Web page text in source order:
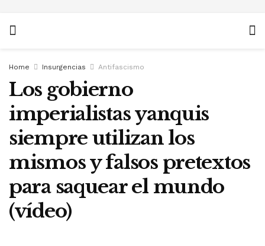
Home Insurgencias Antifascismo
Los gobierno
imperialistas yanquis
siempre utilizan los
mismos y falsos pretextos
para saquear el mundo
(vídeo)